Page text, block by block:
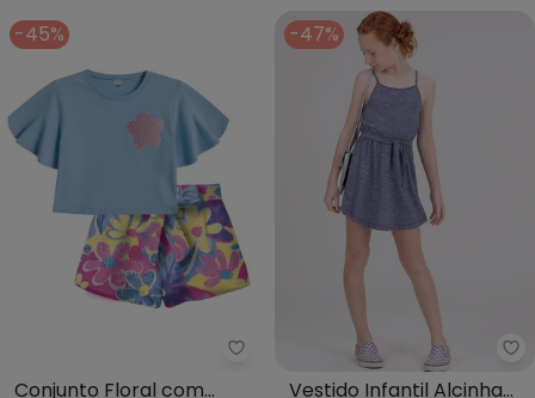
-45%
Malwee Kids - Conjunto Floral
Conjunto Floral com
-47%
Vestido Infantil Alcinha